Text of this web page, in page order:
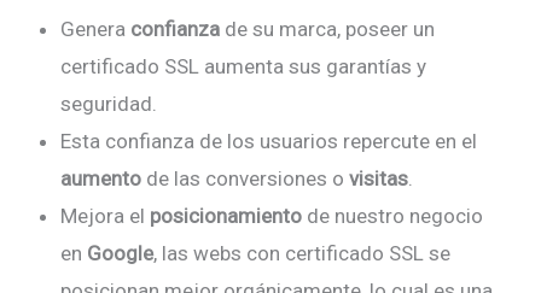
Genera confianza de su marca, poseer un
certificado SSL aumenta sus garantías y
seguridad.
Esta confianza de los usuarios repercute en el
aumento de las conversiones o visitas
Mejora el posicionamiento de nuestro negocio
en Google, las webs con certificado SSL se